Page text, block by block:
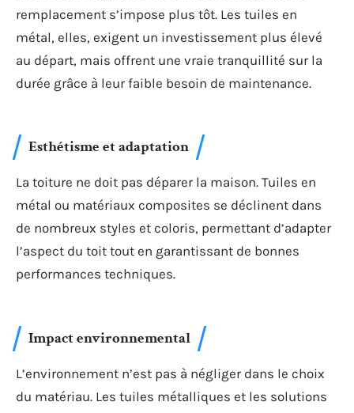
remplacement s’impose plus tôt. Les tuiles en
métal, elles, exigent un investissement plus élevé
au départ, mais offrent une vraie tranquillité sur la
durée grâce à leur faible besoin de maintenance.
Esthétisme et adaptation
La toiture ne doit pas déparer la maison. Tuiles en
métal ou matériaux composites se déclinent dans
de nombreux styles et coloris, permettant d’adapter
l’aspect du toit tout en garantissant de bonnes
performances techniques.
Impact environnemental
L’environnement n’est pas à négliger dans le choix
du matériau. Les tuiles métalliques et les solutions